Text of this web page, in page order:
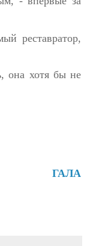
реставратор,
она хотя бы не
ГАЛА